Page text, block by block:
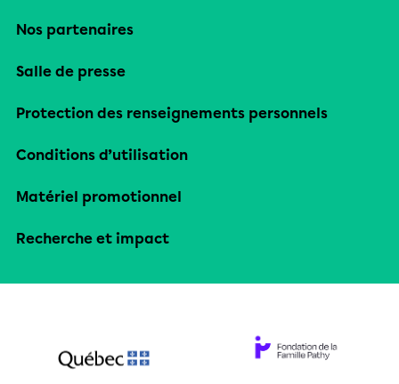
Nos partenaires
Salle de presse
Protection des renseignements personnels
Conditions d’utilisation
Matériel promotionnel
Recherche et impact